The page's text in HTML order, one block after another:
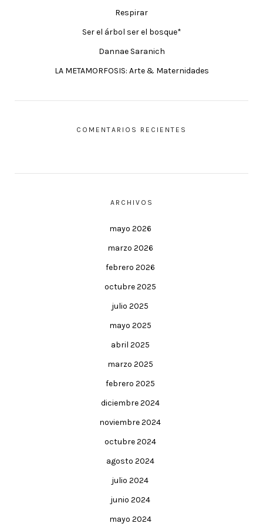
Respirar
Ser el árbol ser el bosque*
Dannae Saranich
LA METAMORFOSIS: Arte & Maternidades
COMENTARIOS RECIENTES
ARCHIVOS
mayo 2026
marzo 2026
febrero 2026
octubre 2025
julio 2025
mayo 2025
abril 2025
marzo 2025
febrero 2025
diciembre 2024
noviembre 2024
octubre 2024
agosto 2024
julio 2024
junio 2024
mayo 2024